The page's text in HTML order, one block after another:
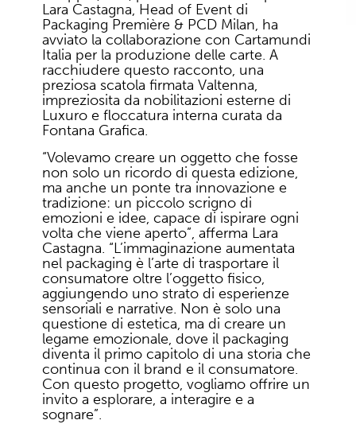
Lara Castagna, Head of Event di
Packaging Première & PCD Milan, ha
avviato la collaborazione con Cartamundi
Italia per la produzione delle carte. A
racchiudere questo racconto, una
preziosa scatola firmata Valtenna,
impreziosita da nobilitazioni esterne di
Luxuro e floccatura interna curata da
Fontana Grafica.
“Volevamo creare un oggetto che fosse
non solo un ricordo di questa edizione,
ma anche un ponte tra innovazione e
tradizione: un piccolo scrigno di
emozioni e idee, capace di ispirare ogni
volta che viene aperto”, afferma Lara
Castagna. “L’immaginazione aumentata
nel packaging è l’arte di trasportare il
consumatore oltre l’oggetto fisico,
aggiungendo uno strato di esperienze
sensoriali e narrative. Non è solo una
questione di estetica, ma di creare un
legame emozionale, dove il packaging
diventa il primo capitolo di una storia che
continua con il brand e il consumatore.
Con questo progetto, vogliamo offrire un
invito a esplorare, a interagire e a
sognare”.